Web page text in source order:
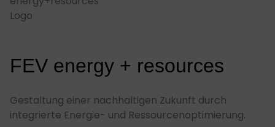
FEV energy + resources
Gestaltung einer nachhaltigen Zukunft durch
integrierte Energie- und Ressourcenoptimierung.